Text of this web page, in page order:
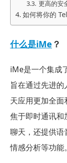
更高的安
如何将你的
什么是iMe ？
iMe是一个集成
旨在通过先进
天应用更加全
焦于即时通讯
聊天，还提供语
情感分析等功能。